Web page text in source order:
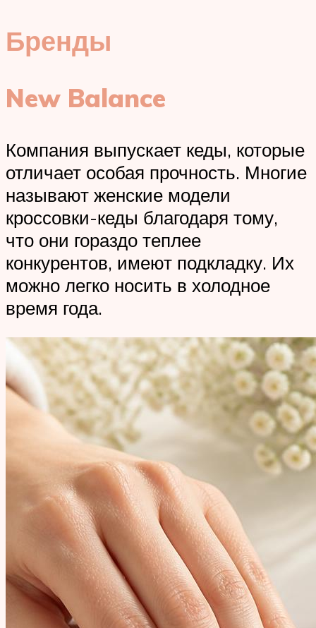
Бренды
New Balance
Компания выпускает кеды, которые
отличает особая прочность. Многие
называют женские модели
кроссовки-кеды благодаря тому,
что они гораздо теплее
конкурентов, имеют подкладку. Их
можно легко носить в холодное
время года.